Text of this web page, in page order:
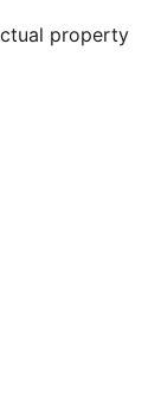
property